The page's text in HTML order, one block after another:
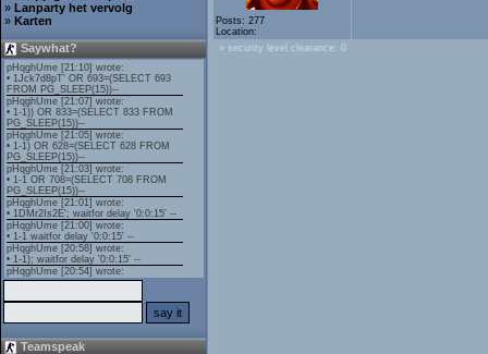
» Lanparty het vervolg
» Karten
Saywhat?
Teamspeak
Posts: 277
Location:
» security level clearance: 0